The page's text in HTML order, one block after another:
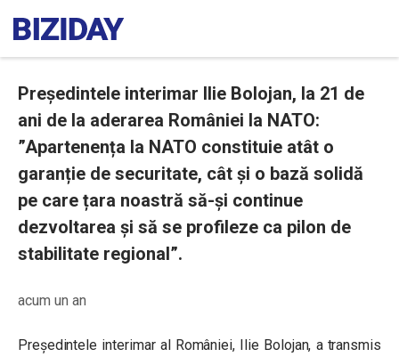
Președintele interimar Ilie Bolojan, la 21 de
ani de la aderarea României la NATO:
”Apartenența la NATO constituie atât o
garanție de securitate, cât și o bază solidă
pe care țara noastră să-și continue
dezvoltarea și să se profileze ca pilon de
stabilitate regional”.
acum un an
Președintele interimar al României, Ilie Bolojan, a transmis